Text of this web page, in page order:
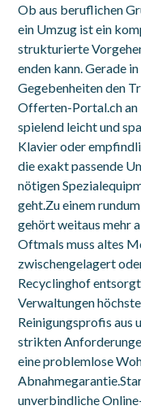
Ob aus beruflichen
ein Umzug ist ein
strukturierte
enden kann. Gerade
Gegebenheiten den
Offerten-Portal.ch an
spielend leicht und
Klavier oder
die exakt passende
nötigen
geht.Zu einem
gehört weitaus mehr
Oftmals muss altes
zwischengelagert
Recyclinghof
Verwaltungen
Reinigungsprofis aus
strikten
eine problemlose
unverbindliche